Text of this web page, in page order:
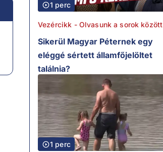
1 perc
Vezércikk - Olvasunk a sorok között
Sikerül Magyar Péternek egy
eléggé sértett államfőjelöltet
találnia?
1 perc